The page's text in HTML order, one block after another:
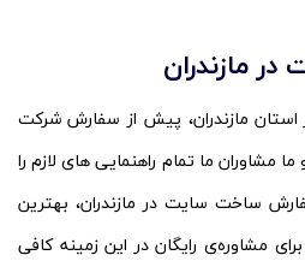
مازندران
مازندران، پیش از سفارش شرکت
مشاوران ما تمام راهنمایی های لازم را
ساخت سایت در مازندران، بهترین
مشاوره‌ی رایگان در این زمینه کافی